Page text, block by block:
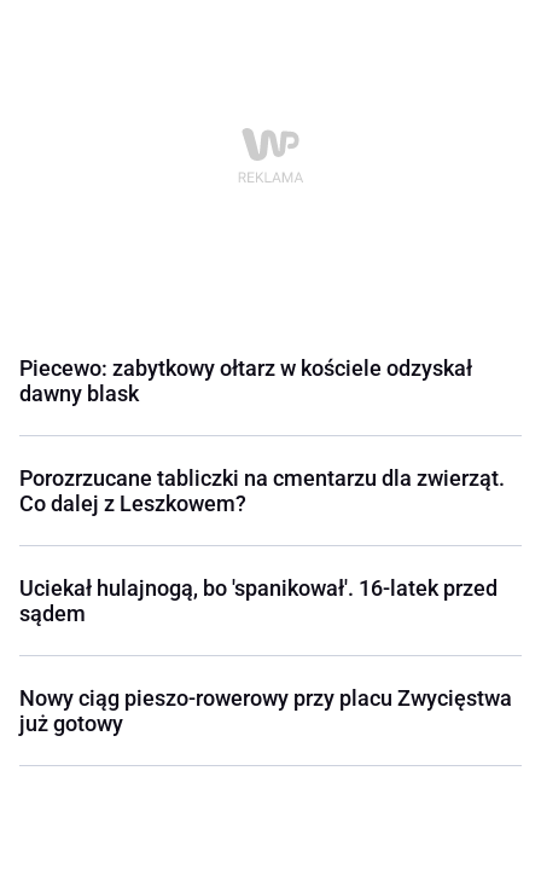
Piecewo: zabytkowy ołtarz w kościele odzyskał
dawny blask
Porozrzucane tabliczki na cmentarzu dla zwierząt.
Co dalej z Leszkowem?
Uciekał hulajnogą, bo 'spanikował'. 16-latek przed
sądem
Nowy ciąg pieszo-rowerowy przy placu Zwycięstwa
już gotowy